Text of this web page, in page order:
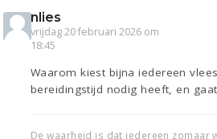
nlies
vrijdag 20 februari 2026 om
18:45
Waarom kiest bijna iedereen
bereidingstijd nodig heeft, en
De waarheid is dat iedereen zomaar